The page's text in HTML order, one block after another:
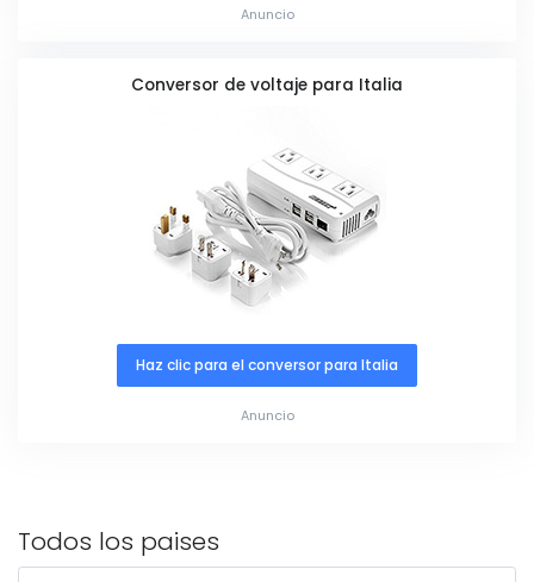
Anuncio
Conversor de voltaje para Italia
Haz clic para el conversor para Italia
Anuncio
Todos los paises